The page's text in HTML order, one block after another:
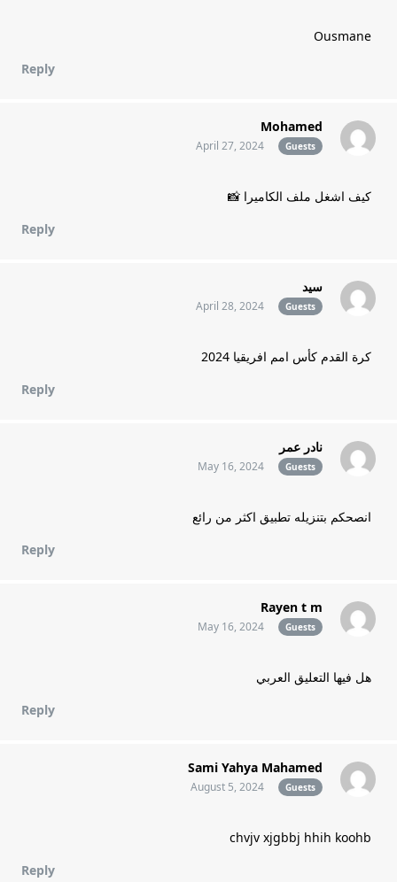
Ousmane
Reply
Mohamed
Guests
April 27, 2024
كيف اشغل ملف الكاميرا 📸
Reply
سيد
Guests
April 28, 2024
كرة القدم كأس امم افريقيا 2024
Reply
نادر عمر
Guests
May 16, 2024
انصحكم بتنزيله تطبيق اكثر من رائع
Reply
Rayen t m
Guests
May 16, 2024
هل فيها التعليق العربي
Reply
Sami Yahya Mahamed
Guests
August 5, 2024
chvjv xjgbbj hhih koohb
Reply